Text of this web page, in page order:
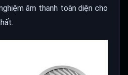
âm thanh toàn diện cho